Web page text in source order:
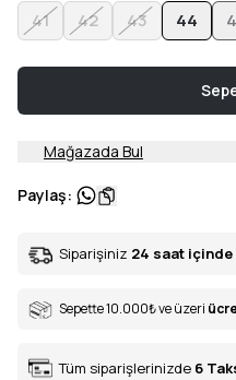
41 42 43 44
Mağazada Bul
Paylaş:
Siparişiniz 24 saat içinde
Sepette 10.000₺ve üzeri
Tüm siparişlerinizde 6